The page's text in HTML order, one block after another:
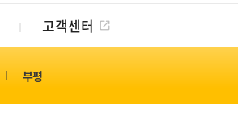
고객센터
부평